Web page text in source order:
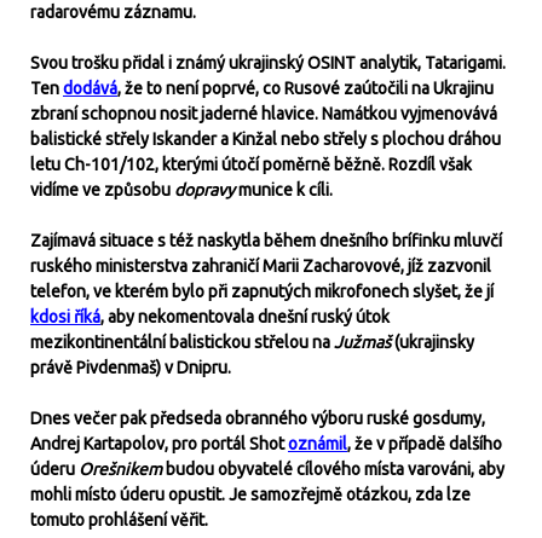
radarovému záznamu.
Svou trošku přidal i známý ukrajinský OSINT analytik, Tatarigami.
Tendodává, že to není poprvé, co Rusové zaútočili na Ukrajinu
zbraní schopnou nosit jaderné hlavice. Namátkou vyjmenovává
balistické střely Iskander a Kinžal nebo střely s plochou dráhou
letu Ch-101/102, kterými útočí poměrně běžně. Rozdíl však
vidíme ve způsobu dopravymunice k cíli.
Zajímavá situace s též naskytla během dnešního brífinku mluvčí
ruského ministerstva zahraničí Marii Zacharovové, jíž zazvonil
telefon, ve kterém bylo při zapnutých mikrofonech slyšet, že jí
kdosi říká, aby nekomentovala dnešní ruský útok
mezikontinentální balistickou střelou naJužmaš(ukrajinsky
právě Pivdenmaš) v Dnipru.
Dnes večer pak předseda obranného výboru ruské gosdumy,
Andrej Kartapolov, pro portál Shotoznámil, že v případě dalšího
úderu Orešnikembudou obyvatelé cílového místa varováni, aby
mohli místo úderu opustit. Je samozřejmě otázkou, zda lze
tomuto prohlášení věřit.